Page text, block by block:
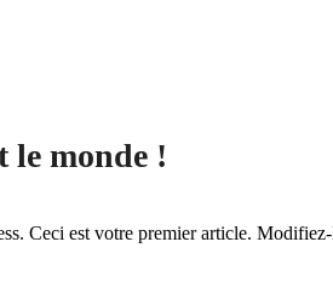
monde !
Ceci est votre premier article.